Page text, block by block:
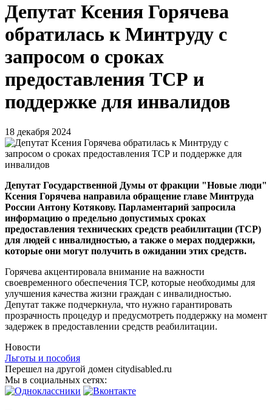
Депутат Ксения Горячева
обратилась к Минтруду с
запросом о сроках
предоставления ТСР и
поддержке для инвалидов
18 декабря 2024
Депутат Государственной Думы от фракции "Новые люди"
Ксения Горячева направила обращение главе Минтруда
России Антону Котякову. Парламентарий запросила
информацию о предельно допустимых сроках
предоставления технических средств реабилитации (ТСР)
для людей с инвалидностью, а также о мерах поддержки,
которые они могут получить в ожидании этих средств.
Горячева акцентировала внимание на важности
своевременного обеспечения ТСР, которые необходимы для
улучшения качества жизни граждан с инвалидностью.
Депутат также подчеркнула, что нужно гарантировать
прозрачность процедур и предусмотреть поддержку на момент
задержек в предоставлении средств реабилитации.
Новости
Льготы и пособия
Перешел на другой домен citydisabled.ru
Мы в социальных сетях: